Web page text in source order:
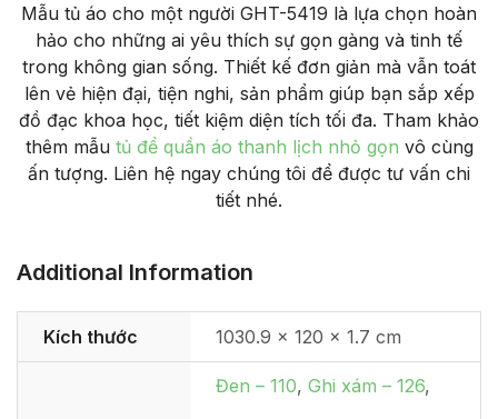
Mẫu tủ áo cho một người GHT-5419 là lựa chọn hoàn
hảo cho những ai yêu thích sự gọn gàng và tinh tế
trong không gian sống. Thiết kế đơn giản mà vẫn toát
lên vẻ hiện đại, tiện nghi, sản phẩm giúp bạn sắp xếp
đồ đạc khoa học, tiết kiệm diện tích tối đa. Tham khảo
thêm mẫu tủ để quần áo thanh lịch nhỏ gọn vô cùng
ấn tượng. Liên hệ ngay chúng tôi để được tư vấn chi
tiết nhé.
Additional Information
Kích thước 1030.9 × 120 × 1.7 cm
Đen – 110, Ghi xám – 126,